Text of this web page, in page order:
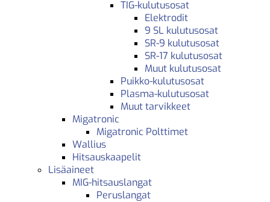
TIG-kulutusosat
Elektrodit
9 SL kulutusosat
SR-9 kulutusosat
SR-17 kulutusosat
Muut kulutusosat
Puikko-kulutusosat
Plasma-kulutusosat
Muut tarvikkeet
Migatronic
Migatronic Polttimet
Wallius
Hitsauskaapelit
Lisäaineet
MIG-hitsauslangat
Peruslangat